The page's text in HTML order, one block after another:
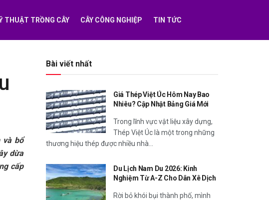
THUẬT TRỒNG CÂY CÂY CÔNG NGHIỆP TIN TỨC
và bổ
dừa
cấp
Bài viết nhất
Giá Thép Việt Úc Hôm Nay Bao
Nhiêu? Cập Nhật Bảng Giá Mới
Trong lĩnh vực vật liệu xây dựng,
Thép Việt Úc là một trong những
thương hiệu thép được nhiều nhà...
Du Lịch Nam Du 2026: Kinh
Nghiệm Từ A-Z Cho Dân Xê Dịch
Rời bỏ khói bụi thành phố, mình